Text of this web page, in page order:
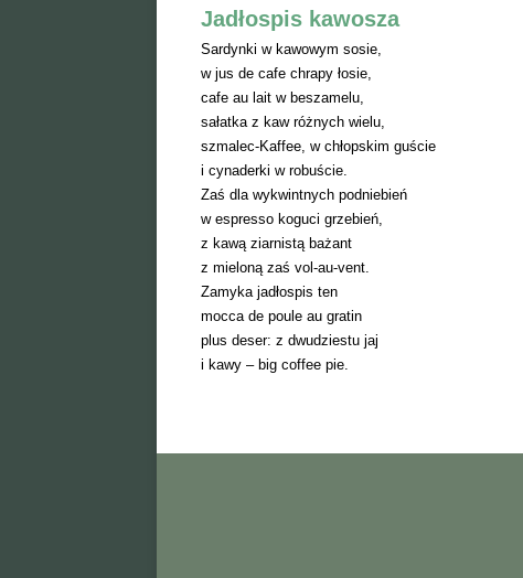
Jadłospis kawosza
Sardynki w kawowym sosie,
w jus de cafe chrapy łosie,
cafe au lait w beszamelu,
sałatka z kaw różnych wielu,
szmalec-Kaffee, w chłopskim guście
i cynaderki w robuście.
Zaś dla wykwintnych podniebień
w espresso koguci grzebień,
z kawą ziarnistą bażant
z mieloną zaś vol-au-vent.
Zamyka jadłospis ten
mocca de poule au gratin
plus deser: z dwudziestu jaj
i kawy – big coffee pie.